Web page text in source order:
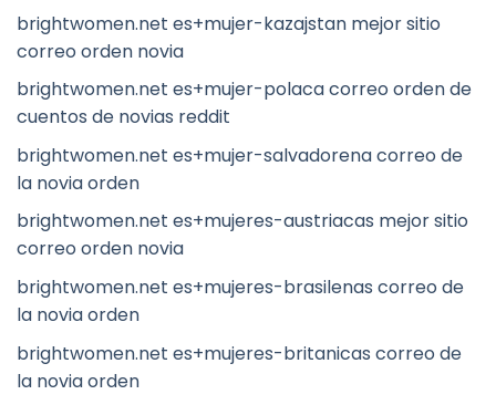
brightwomen.net es+mujer-kazajstan mejor sitio
correo orden novia
brightwomen.net es+mujer-polaca correo orden de
cuentos de novias reddit
brightwomen.net es+mujer-salvadorena correo de
la novia orden
brightwomen.net es+mujeres-austriacas mejor sitio
correo orden novia
brightwomen.net es+mujeres-brasilenas correo de
la novia orden
brightwomen.net es+mujeres-britanicas correo de
la novia orden